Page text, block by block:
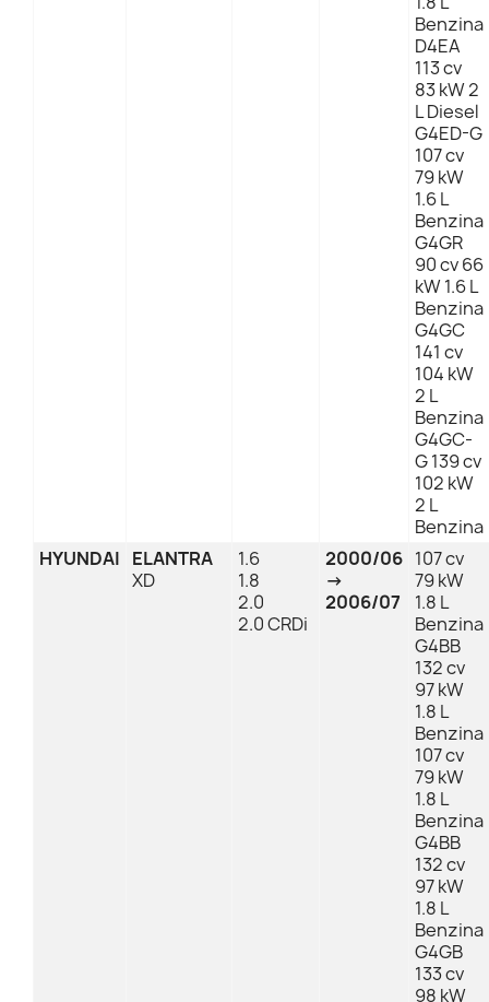
Benzina
D4EA
113 cv
83 kW 2
L Diesel
G4ED-G
107 cv
79 kW
1.6 L
Benzina
G4GR
90 cv 66
kW 1.6 L
Benzina
G4GC
141 cv
104 kW
2 L
Benzina
G4GC-
G 139 cv
102 kW
2 L
Benzina
HYUNDAI ELANTRA
XD
1.6
1.8
2.0
2.0 CRDi
2000/06
→
2006/07
107 cv
79 kW
1.8 L
Benzina
G4BB
132 cv
97 kW
1.8 L
Benzina
107 cv
79 kW
1.8 L
Benzina
G4BB
132 cv
97 kW
1.8 L
Benzina
G4GB
133 cv
98 kW